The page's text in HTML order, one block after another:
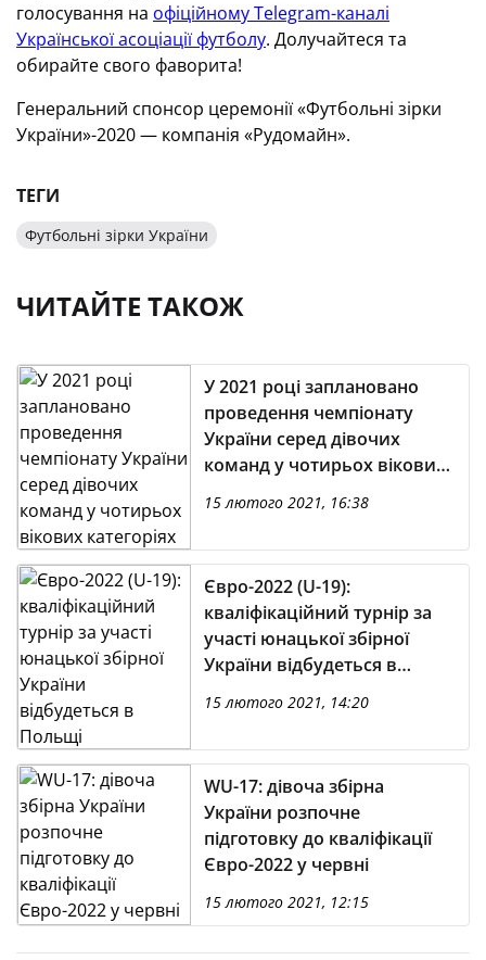
голосування на офіційному Telegram-каналі
Української асоціації футболу. Долучайтеся та
обирайте свого фаворита!
Генеральний спонсор церемонії «Футбольні зірки
України»-2020 — компанія «Рудомайн».
ТЕГИ
Футбольні зірки України
ЧИТАЙТЕ ТАКОЖ
У 2021 році заплановано
проведення чемпіонату
України серед дівочих
команд у чотирьох вікових
15 лютого 2021, 16:38
Євро-2022 (U-19):
кваліфікаційний турнір за
участі юнацької збірної
України відбудеться в
15 лютого 2021, 14:20
WU-17: дівоча збірна
України розпочне
підготовку до кваліфікації
Євро-2022 у червні
15 лютого 2021, 12:15